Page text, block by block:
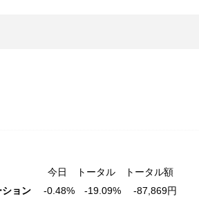
ル トータル額
ョン -0.48% -19.09% -87,869円